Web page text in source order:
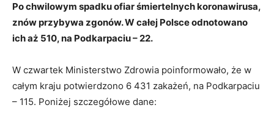
Po chwilowym spadku ofiar śmiertelnych koronawirusa,
znów przybywa zgonów. W całej Polsce odnotowano
ich aż 510, na Podkarpaciu – 22.
W czwartek Ministerstwo Zdrowia poinformowało, że w
całym kraju potwierdzono 6 431 zakażeń, na Podkarpaciu
– 115. Poniżej szczegółowe dane: